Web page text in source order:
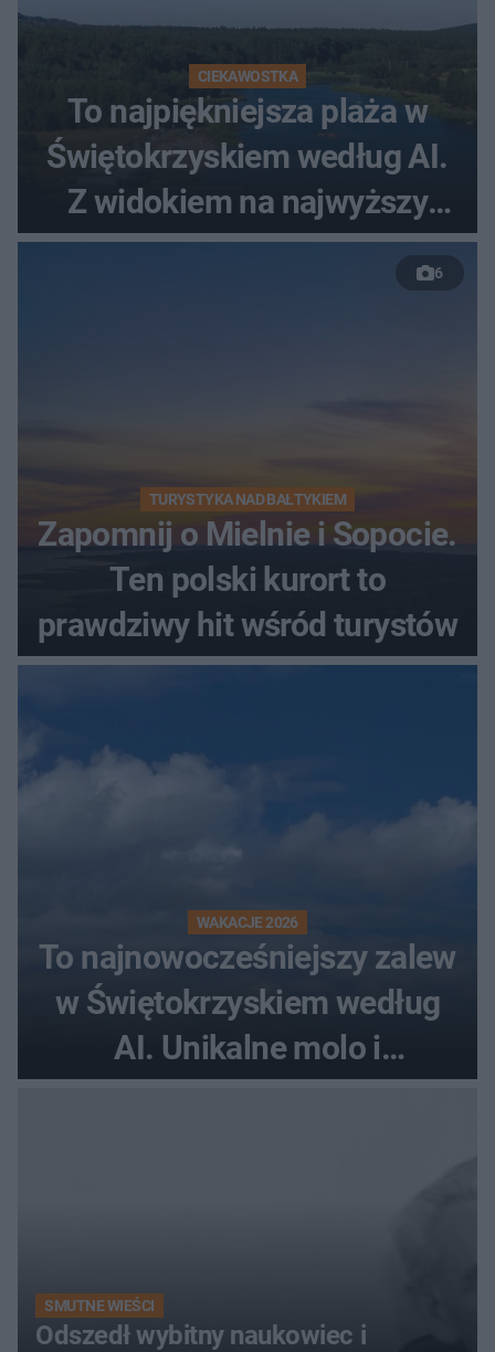
CIEKAWOSTKA
To najpiękniejsza plaża w
Świętokrzyskiem według AI.
Z widokiem na najwyższy
szczyt Gór Świętokrzyskich
6
TURYSTYKA NAD BAŁTYKIEM
Zapomnij o Mielnie i Sopocie.
Ten polski kurort to
prawdziwy hit wśród turystów
WAKACJE 2026
To najnowocześniejszy zalew
w Świętokrzyskiem według
AI. Unikalne molo i
promenada
SMUTNE WIEŚCI
Odszedł wybitny naukowiec i